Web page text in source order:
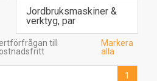
Jordbruksmaskiner &
verktyg, par
till
Markera
alla
1